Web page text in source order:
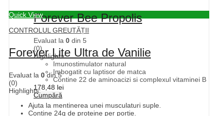
Forever Bee Propolis
Evaluat la 0 din 5
(0)
Highlights:
Imunostimulator natural
Imbogatit cu laptisor de matca
Contine 22 de aminoacizi si complexul vitaminei B
178,48 lei
Cumpără
Quick View
CONTROLUL GREUTĂȚII
Forever Lite Ultra de Vanilie
Evaluat la 0din 5
(0)
Highlights:
Ajuta la mentinerea unei musculaturi suple.
Contine 24g de proteine per portie.